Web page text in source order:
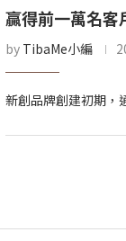
贏得前一萬名客
by TibaMe小編
新創品牌創建初期